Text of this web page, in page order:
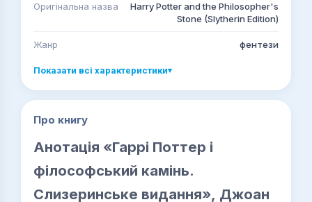
Оригінальна назва
Harry Potter and the Philosopher's
Stone (Slytherin Edition)
Жанр фентези
Показати всі характеристики▾
Про книгу
Анотація «Гаррі Поттер і
філософський камінь.
Слизеринське видання», Джоан